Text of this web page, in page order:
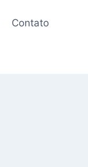
Contato